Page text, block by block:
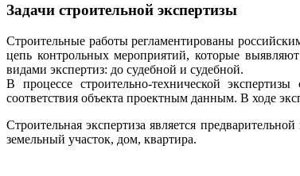
Задачи строительной экспертизы
Строительные работы регламентированы
цепь контрольных мероприятий, которые
видами экспертиз: до судебной и судебной.
В процессе строительно-технической
соответствия объекта проектным данным. В ходе
Строительная экспертиза является
земельный участок, дом, квартира.